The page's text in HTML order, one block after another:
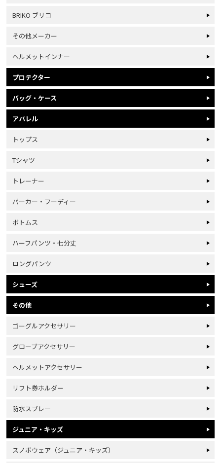
BRIKO ブリコ
その他メーカー
ヘルメットインナー
プロテクター
バッグ・ケース
アパレル
トップス
Tシャツ
トレーナー
パーカー・フーディー
ボトムス
ハーフパンツ・七分丈
ロングパンツ
シューズ
その他
ゴーグルアクセサリー
グローブアクセサリー
ヘルメットアクセサリー
リフト券ホルダー
防水スプレー
ジュニア・キッズ
スノボウェア（ジュニア・キッズ）